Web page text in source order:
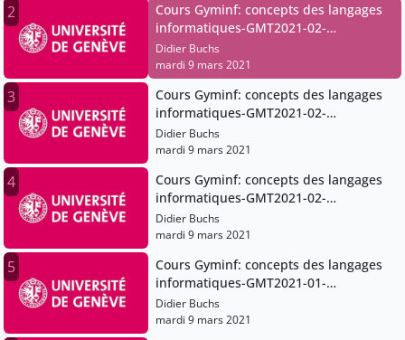
2
Cours Gyminf: concepts des langages
informatiques-GMT2021-02-
27T07:47:13Z
Didier Buchs
mardi 9 mars 2021
3
Cours Gyminf: concepts des langages
informatiques-GMT2021-02-
13T07:53:09Z
Didier Buchs
mardi 9 mars 2021
4
Cours Gyminf: concepts des langages
informatiques-GMT2021-02-
13T07:53:09Z
Didier Buchs
mardi 9 mars 2021
5
Cours Gyminf: concepts des langages
informatiques-GMT2021-01-
30T07:51:53Z
Didier Buchs
mardi 9 mars 2021